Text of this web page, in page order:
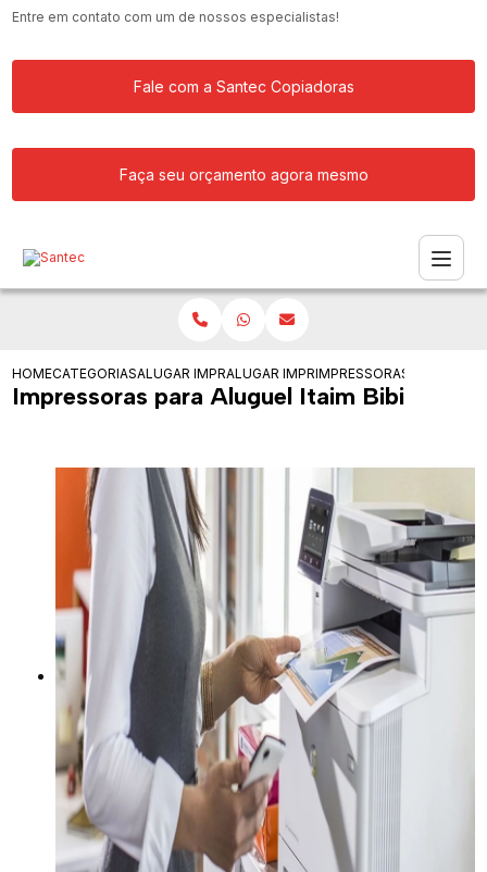
Entre em contato com um de nossos especialistas!
Fale com a Santec Copiadoras
Faça seu orçamento agora mesmo
HOMECATEGORIASALUGAR IMPRESSORAALUGAR IMPRESSORASIMPRESSORAS PARA
Impressoras para Aluguel Itaim Bibi